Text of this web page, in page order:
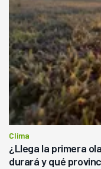
Clima
¿Llega la primera
durará y qué